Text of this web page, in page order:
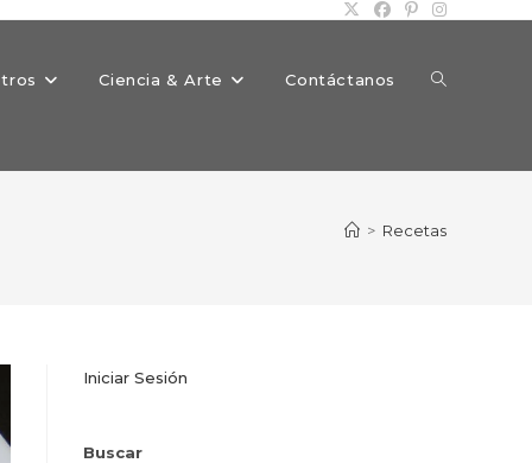
Ciencia & Arte Contáctanos Alternar
> Recetas
Iniciar Sesión
Buscar